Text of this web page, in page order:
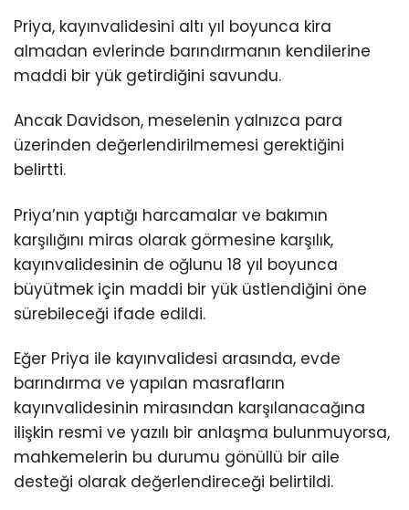
Priya, kayınvalidesini altı yıl boyunca kira
almadan evlerinde barındırmanın kendilerine
maddi bir yük getirdiğini savundu.
Ancak Davidson, meselenin yalnızca para
üzerinden değerlendirilmemesi gerektiğini
belirtti.
Priya’nın yaptığı harcamalar ve bakımın
karşılığını miras olarak görmesine karşılık,
kayınvalidesinin de oğlunu 18 yıl boyunca
büyütmek için maddi bir yük üstlendiğini öne
sürebileceği ifade edildi.
Eğer Priya ile kayınvalidesi arasında, evde
barındırma ve yapılan masrafların
kayınvalidesinin mirasından karşılanacağına
ilişkin resmi ve yazılı bir anlaşma bulunmuyorsa,
mahkemelerin bu durumu gönüllü bir aile
desteği olarak değerlendireceği belirtildi.